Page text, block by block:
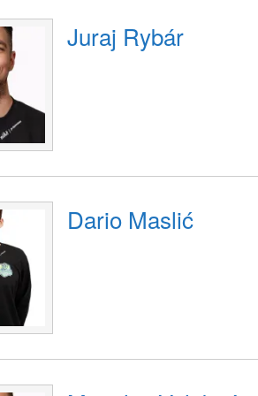
Juraj Rybár
Dario Maslić